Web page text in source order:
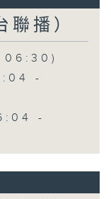
播）
-
-